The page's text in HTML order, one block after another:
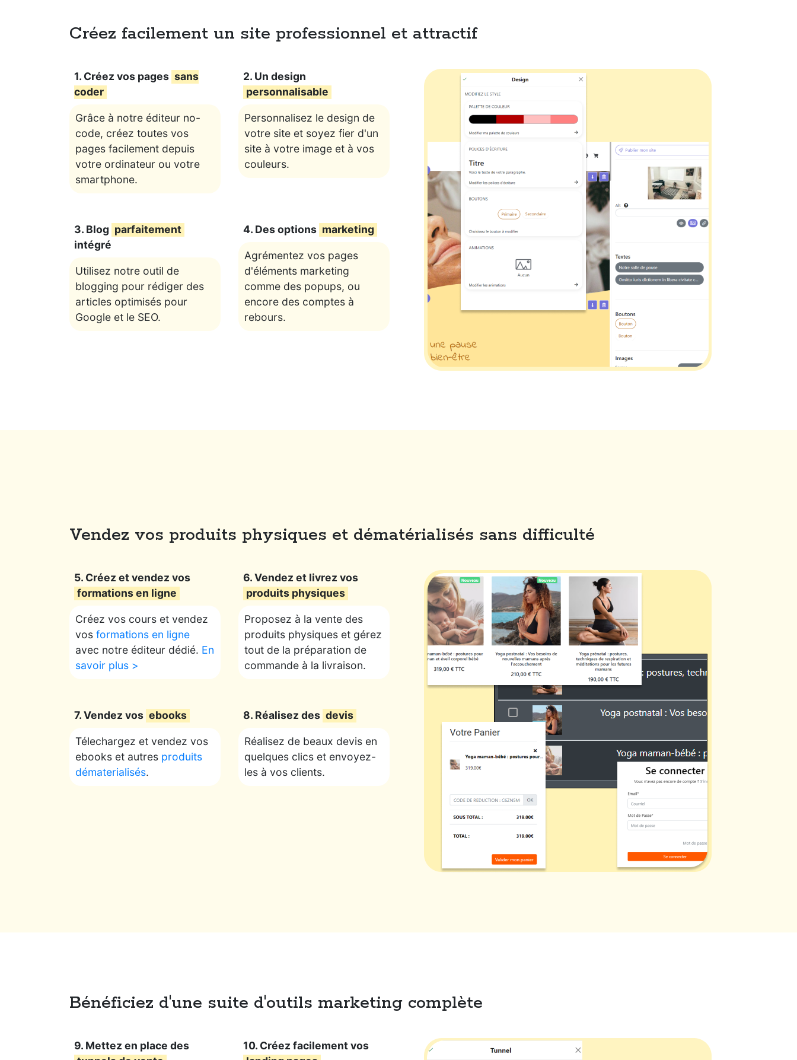
Créez facilement un site professionnel et attractif
1. Créez vos pages sans
coder
Grâce à notre éditeur no-
code, créez toutes vos
pages facilement depuis
votre ordinateur ou votre
smartphone.
2. Un design
personnalisable
Personnalisez le design de
votre site et soyez fier d'un
site à votre image et à vos
couleurs.
3. Blog parfaitement
intégré
Utilisez notre outil de
blogging pour rédiger des
articles optimisés pour
Google et le SEO.
4. Des options marketing
Agrémentez vos pages
d'éléments marketing
comme des popups, ou
encore des comptes à
rebours.
Vendez vos produits physiques et dématérialisés sans difficulté
5. Créez et vendez vos
formations en ligne
Créez vos cours et vendez
vos formations en ligne
avec notre éditeur dédié. En
savoir plus >
6. Vendez et livrez vos
produits physiques
Proposez à la vente des
produits physiques et gérez
tout de la préparation de
commande à la livraison.
7. Vendez vos ebooks
Télechargez et vendez vos
ebooks et autres produits
dématerialisés.
8. Réalisez des devis
Réalisez de beaux devis en
quelques clics et envoyez-
les à vos clients.
Bénéficiez d'une suite d'outils marketing complète
9. Mettez en place des
10. Créez facilement vos